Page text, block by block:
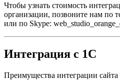
Чтобы узнать стоимость
организации, позвоните нам по
или по Skype:
Интеграция с 1С
Преимущества интеграции сайта